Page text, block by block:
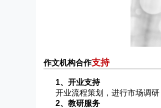
作文机构合作支持
1、开业支持
开业流程策划，进行市场调
2、教研服务